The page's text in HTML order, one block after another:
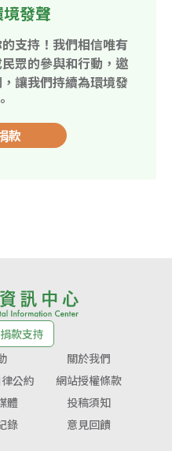
發聲
支持！我們相信唯有
眾的參與和行動，邀
讓我們持續為環境發
款
捐款支持
關於我們
公約
網站授權條款
體
投稿須知
錄 意見回饋